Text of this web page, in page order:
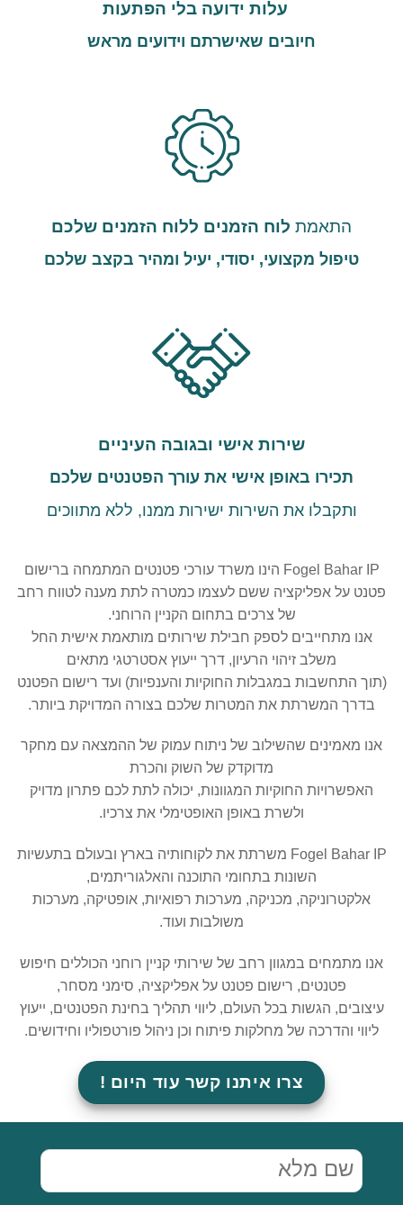
עלות ידועה בלי הפתעות
חיובים שאישרתם וידועים מראש
התאמת לוח הזמנים ללוח הזמנים שלכם
טיפול מקצועי, יסודי, יעיל ומהיר בקצב שלכם
שירות אישי ובגובה העיניים
תכירו באופן אישי את עורך הפטנטים שלכם
ותקבלו את השירות ישירות ממנו, ללא מתווכים
Fogel Bahar IP הינו משרד עורכי פטנטים המתמחה ברישום
פטנט על אפליקציה ששם לעצמו כמטרה לתת מענה לטווח רחב
של צרכים בתחום הקניין הרוחני.
אנו מתחייבים לספק חבילת שירותים מותאמת אישית החל
משלב זיהוי הרעיון, דרך ייעוץ אסטרטגי מתאים
(תוך התחשבות במגבלות החוקיות והענפיות) ועד רישום הפטנט
בדרך המשרתת את המטרות שלכם בצורה המדויקת ביותר.
אנו מאמינים שהשילוב של ניתוח עמוק של ההמצאה עם מחקר
מדוקדק של השוק והכרת
האפשרויות החוקיות המגוונות, יכולה לתת לכם פתרון מדויק
ולשרת באופן האופטימלי את צרכיו.
Fogel Bahar IP משרתת את לקוחותיה בארץ ובעולם בתעשיות
השונות בתחומי התוכנה והאלגוריתמים,
אלקטרוניקה, מכניקה, מערכות רפואיות, אופטיקה, מערכות
משולבות ועוד.
אנו מתמחים במגוון רחב של שירותי קניין רוחני הכוללים חיפוש
פטנטים, רישום פטנט על אפליקציה, סימני מסחר,
עיצובים, הגשות בכל העולם, ליווי תהליך בחינת הפטנטים, ייעוץ
ליווי והדרכה של מחלקות פיתוח וכן ניהול פורטפוליו וחידושים.
צרו איתנו קשר עוד היום !